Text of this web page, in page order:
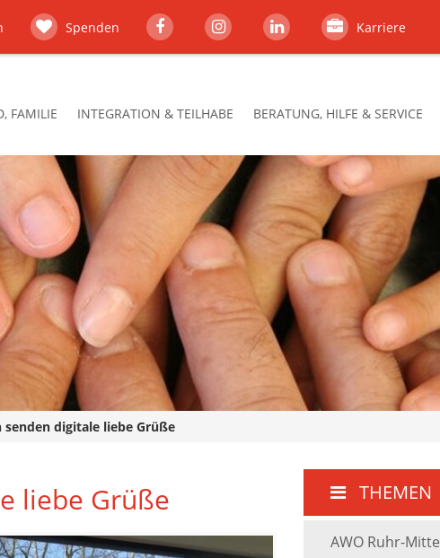
Spenden Karriere
FAMILIE INTEGRATION & TEILHABE BERATUNG, HILFE & SERVICE
digitale liebe Grüße
liebe Grüße THEMEN
AWO Ruhr-Mitte